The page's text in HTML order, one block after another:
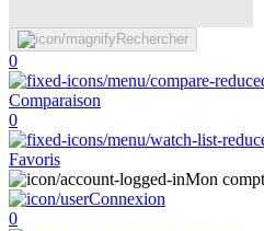
Rechercher
0
Comparaison
0
Favoris
Mon
Connexion
0